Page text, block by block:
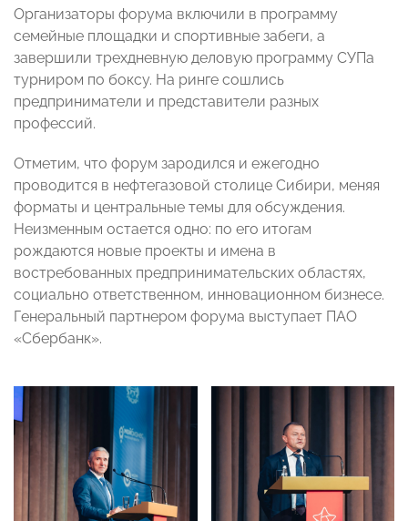
Организаторы форума включили в программу
семейные площадки и спортивные забеги, а
завершили трехдневную деловую программу СУПа
турниром по боксу. На ринге сошлись
предприниматели и представители разных
профессий.
Отметим, что форум зародился и ежегодно
проводится в нефтегазовой столице Сибири, меняя
форматы и центральные темы для обсуждения.
Неизменным остается одно: по его итогам
рождаются новые проекты и имена в
востребованных предпринимательских областях,
социально ответственном, инновационном бизнесе.
Генеральный партнером форума выступает ПАО
«Сбербанк».